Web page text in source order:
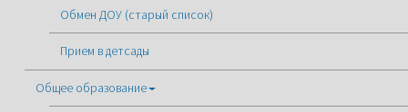
Обмен ДОУ (старый список)
Прием в детсады
Общее образование